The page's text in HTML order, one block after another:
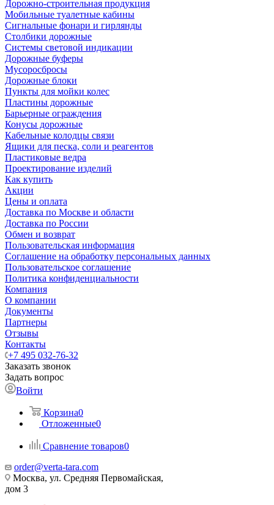
Дорожно-строительная продукция
Мобильные туалетные кабины
Сигнальные фонари и гирлянды
Столбики дорожные
Системы световой индикации
Дорожные буферы
Мусоросбросы
Дорожные блоки
Пункты для мойки колес
Пластины дорожные
Барьерные ограждения
Конусы дорожные
Кабельные колодцы связи
Ящики для песка, соли и реагентов
Пластиковые ведра
Проектирование изделий
Как купить
Акции
Цены и оплата
Доставка по Москве и области
Доставка по России
Обмен и возврат
Пользовательская информация
Соглашение на обработку персональных данных
Пользовательское соглашение
Политика конфиденциальности
Компания
О компании
Документы
Партнеры
Отзывы
Контакты
+7 495 032-76-32
Заказать звонок
Задать вопрос
Войти
Корзина0
Отложенные0
Сравнение товаров0
order@verta-tara.com
Москва, ул. Средняя Первомайская,
дом 3